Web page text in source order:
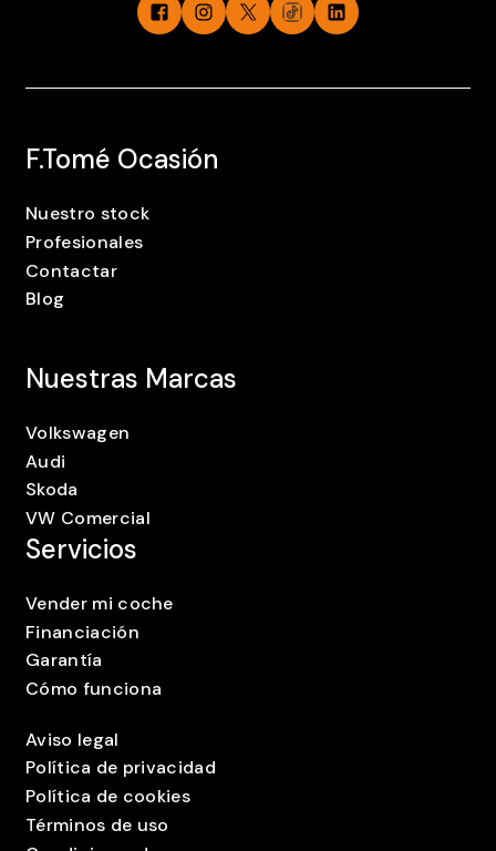
F.Tomé Ocasión
Nuestro stock
Profesionales
Contactar
Blog
Nuestras Marcas
Volkswagen
Audi
Skoda
VW Comercial
Servicios
Vender mi coche
Financiación
Garantía
Cómo funciona
Aviso legal
Política de privacidad
Política de cookies
Términos de uso